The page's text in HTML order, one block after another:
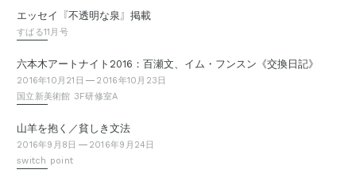
エッセイ 『不透明な泉 』 掲載
すばる11月号
六本木アートナイト2016：百瀬文、イム・フンスン《交換日記》
2016年10月21日
2016年10月23日
国立新美術館 3F研修室A
山羊を抱く／貧しき文法
2016年9月8日
2016年9月24日
switch point